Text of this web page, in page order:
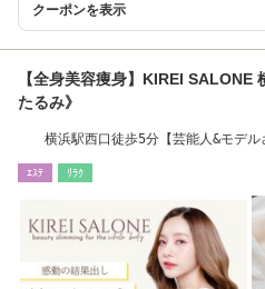
クーポンを表示
【全身美容痩身】KIREI SALONE
たるみ》
横浜駅西口徒歩5分【芸能人&モデ
ｴｽﾃ ﾘﾗｸ